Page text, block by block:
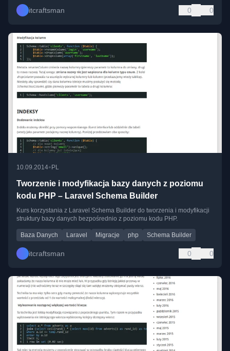
itcraftsman 0 0
10.09.2014• PL
Tworzenie i modyfikacja bazy danych z poziomu
kodu PHP – Laravel Schema Builder
Kurs korzystania z Laravel Schema Builder do tworzenia i modyfikacji
struktury bazy danych bezpośrednio z poziomu kodu PHP.
Baza Danych Laravel Migracje php Schema Builder
itcraftsman 0 0